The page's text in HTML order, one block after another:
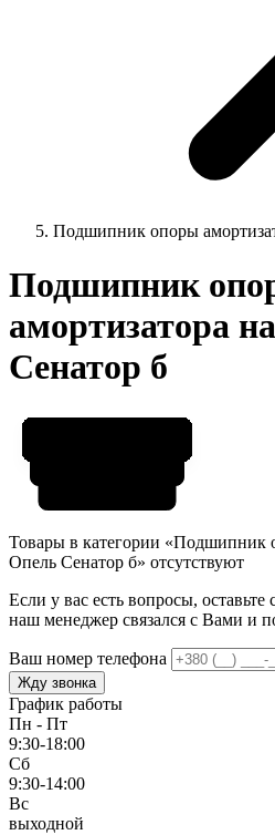
Подшипник опоры
Подшипник
амортизатора
Сенатор б
Товары в категории «Подшипник
Опель Сенатор б» отсутствуют
Если у вас есть вопросы,
наш менеджер связался с Вами и
Ваш номер телефона
Жду звонка
График работы
Пн - Пт
9:30-18:00
Сб
9:30-14:00
Вс
выходной